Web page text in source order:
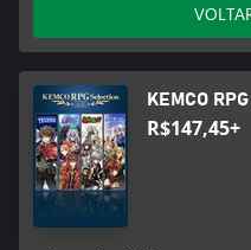
KEMCO
R$147,45+